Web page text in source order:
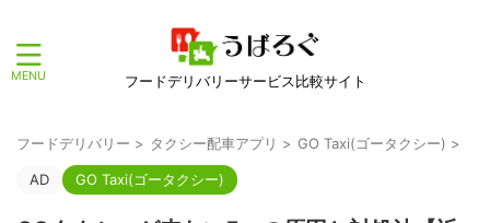
フードデリバリーサービス比較サイト
フードデリバリー > タクシー配車アプリ > GO Taxi(ゴータクシー) >
AD GO Taxi(ゴータクシー)